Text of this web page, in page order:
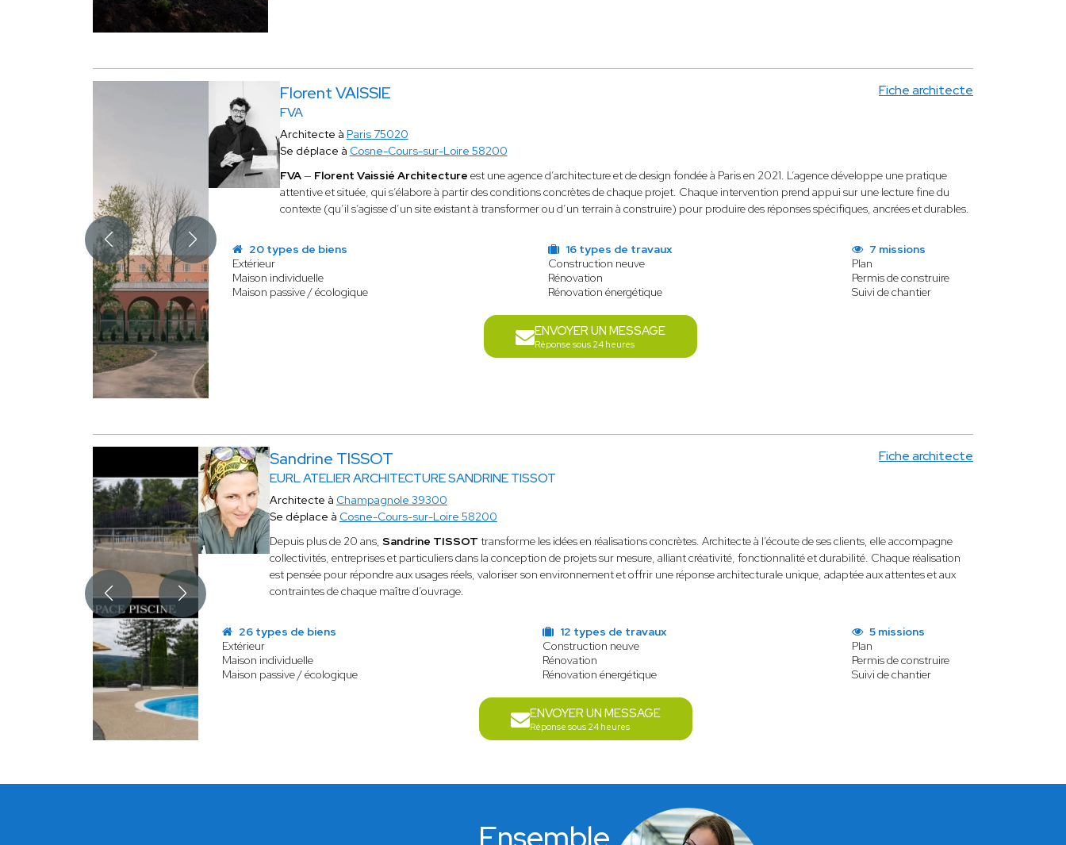
Florent VAISSIE
FVA
Fiche architecte
Architecte à Paris 75020
Se déplace à Cosne-Cours-sur-Loire 58200
FVA— Florent Vaissié Architecture est une agence d’architecture et de design fondée à Paris en 2021. L’agence développe une pratique
attentive et située, qui s’élabore à partir des conditions concrètes de chaque projet. Chaque intervention prend appui sur une lecture fine du
contexte (qu’il s’agisse d’un site existant à transformer ou d’un terrain à construire) pour produire des réponses spécifiques, ancrées et durables.
20 types de biens
Extérieur
Maison individuelle
Maison passive / écologique
16 types de travaux
Construction neuve
Rénovation
Rénovation énergétique
7 missions
Plan
Permis de construire
Suivi de chantier
ENVOYER UN MESSAGE
Réponse sous 24 heures
Sandrine TISSOT
EURL ATELIER ARCHITECTURE SANDRINE TISSOT
Fiche architecte
Architecte à Champagnole 39300
Se déplace à Cosne-Cours-sur-Loire 58200
Depuis plus de 20 ans, Sandrine TISSOT transforme les idées en réalisations concrètes. Architecte à l’écoute de ses clients, elle accompagne
collectivités, entreprises et particuliers dans la conception de projets sur mesure, alliant créativité, fonctionnalité et durabilité. Chaque réalisation
est pensée pour répondre aux usages réels, valoriser son environnement et offrir une réponse architecturale unique, adaptée aux attentes et aux
contraintes de chaque maître d’ouvrage.
26 types de biens
Extérieur
Maison individuelle
Maison passive / écologique
12 types de travaux
Construction neuve
Rénovation
Rénovation énergétique
5 missions
Plan
Permis de construire
Suivi de chantier
ENVOYER UN MESSAGE
Réponse sous 24 heures